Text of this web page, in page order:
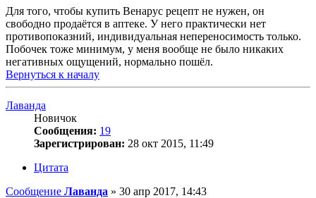
Для того, чтобы купить Венарус рецепт не нужен, он
свободно продаётся в аптеке. У него практически нет
противопоказний, индивидуальная непереносимость только.
Побочек тоже минимум, у меня вообще не было никаких
негативных ощущений, нормально пошёл.
Вернуться к началу
Лаванда
Новичок
Сообщения: 19
Зарегистрирован: 28 окт 2015, 11:49
Цитата
Сообщение Лаванда » 30 апр 2017, 14:43